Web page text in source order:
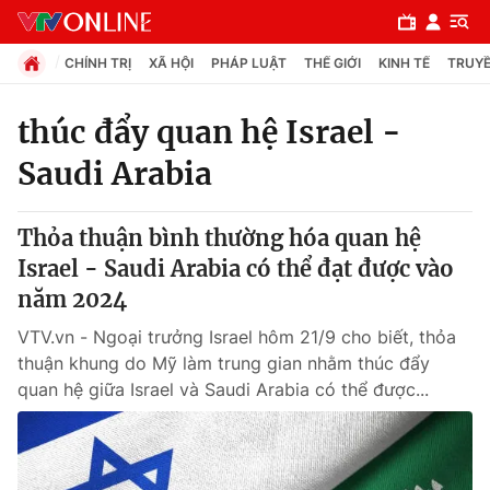
Chuyên mục
Chính trị
Xã hội
Pháp luật
Y tế
Thế giới
CHÍNH TRỊ XÃ HỘI PHÁP LUẬT THẾ GIỚI KINH TẾ
thúc đẩy quan hệ Israel -
Saudi Arabia
Thỏa thuận bình thường hóa quan hệ
Israel - Saudi Arabia có thể đạt được vào
năm 2024
VTV.vn - Ngoại trưởng Israel hôm 21/9 cho biết, thỏa
thuận khung do Mỹ làm trung gian nhằm thúc đẩy
quan hệ giữa Israel và Saudi Arabia có thể được...